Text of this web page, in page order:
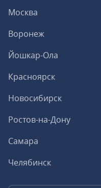
Москва
Воронеж
Йошкар-Ола
Красноярск
Новосибирск
Ростов-на-Дону
Самара
Челябинск